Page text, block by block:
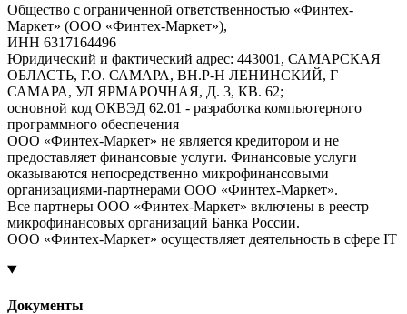
Общество с ограниченной ответственностью «Финтех-
Маркет» (ООО «Финтех-Маркет»),
ИНН 6317164496
Юридический и фактический адрес: 443001, САМАРСКАЯ
ОБЛАСТЬ, Г.О. САМАРА, ВН.Р-Н ЛЕНИНСКИЙ, Г
САМАРА, УЛ ЯРМАРОЧНАЯ, Д. 3, КВ. 62;
основной код ОКВЭД 62.01 - разработка компьютерного
программного обеспечения
ООО «Финтех-Маркет» не является кредитором и не
предоставляет финансовые услуги. Финансовые услуги
оказываются непосредственно микрофинансовыми
организациями-партнерами ООО «Финтех-Маркет».
Все партнеры ООО «Финтех-Маркет» включены в реестр
микрофинансовых организаций Банка России.
ООО «Финтех-Маркет» осуществляет деятельность в сфере IT
Документы